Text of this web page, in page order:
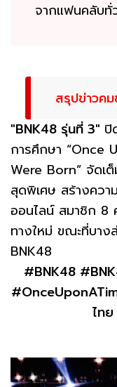
จากแฟนคลับทั่
สรุปข่าวค
"BNK48 รุ่นที่ 3" ปิ
การศึกษา “Once
Were Born” จัดเ
สุดพิเศษ สร้างควา
ออนไลน์ สมาชิก 8
ทางใหม่ ขณะที่บาง
BNK48
#BNK48
ไท